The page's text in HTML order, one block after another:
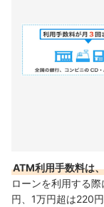
ATM利用手数料は
ローンを利用する際
円、1万円超は220